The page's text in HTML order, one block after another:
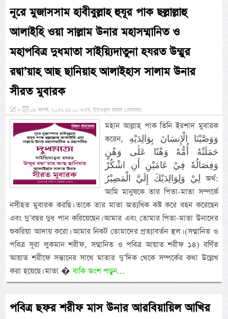
নূরে মুজাসসাম হাবীবুল্লাহ হুযূর পাক ছল্লাল্লাহু
আলাইহি ওয়া সাল্লাম উনার মহাসম্মানিত ও
মহাপবিত্র দুধমাতা সাইয়্যিদাতুনা হযরত উম্মুর
রদ্বা’য়াহ আছ ছানিয়াহ আলাইহাস সালাম উনার
সীরত মুবারক
» ০৯ আগস্ট, ২০২৬ ১২:০০ এএম, ইয়াওমুল আহাদ (রোববার)
মহান আল্লাহ পাক তিনি ইরশাদ মুবারক
করেন, وَوَصَّيْنَا الْإِنسَانَ بِوَالِدَيْهِ
حَمَلَتْهُ أُمُّهٗ وَهْنًا عَلٰى وَهْنٍ
وَفِصَالُهٗ فِيْ عَامَيْنِ أَنِ اشْكُرْ
لِيْ وَلِوَالِدَيْكَ إِلَيَّ الْمَصِيْرُ অর্থ:
আমি মানুষকে তার পিতা-মাতা সম্পর্কে
নসীহত মুবারক করছি। তাকে তার মাতা অত্যধিক কষ্ট করে বহন করেছেন
এবং দু’বছর দুধ পান করিয়েছেন। আমার এবং তোমার পিতা-মাতা উনাদের
শুকরিয়া আদায় করো। আমার নিকট তোমাদের প্রত্যাবর্তন স্থল। (সম্মানিত ও
পবিত্র সূরা লুকমান শরীফ, সম্মানিত ও পবিত্র আয়াত শরীফ ১৪) বর্ণিত
আয়াত শরীফে সন্তানের সাথে মাতার দু’দিক থেকে সম্পর্কের কথা উল্লেখ
করা হয়েছে। মাতা �বাকি অংশ পড়ুন...
পবিত্র ছফর শরীফ মাস উনার আরবিয়ায়িল আখির